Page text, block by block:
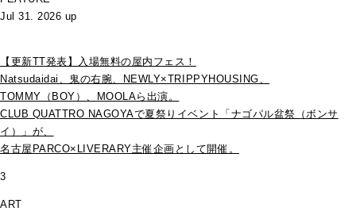
Jul 31. 2026 up
【更新TT発表】入場無料の屋内フェス！
Natsudaidai、鬼の右腕、NEWLY×TRIPPYHOUSING、
TOMMY（BOY）、MOOLAら出演。
CLUB QUATTRO NAGOYAで夏祭りイベント「ナゴパル盆祭（ボンサ
イ）」が、
名古屋PARCO×LIVERARY主催企画として開催。
3
ART